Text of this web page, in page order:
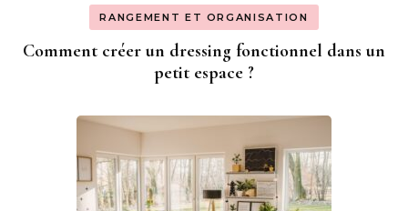
RANGEMENT ET ORGANISATION
Comment créer un dressing fonctionnel dans un
petit espace ?